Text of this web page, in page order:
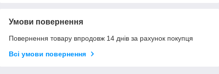
Умови повернення
Повернення товару впродовж 14 днів за рахунок покупця
Всі умови повернення